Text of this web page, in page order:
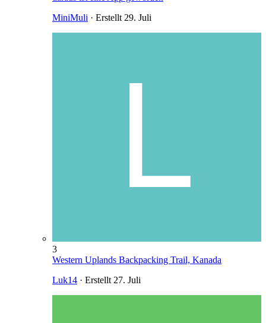
MiniMuli · Erstellt 29. Juli
3
Western Uplands Backpacking Trail, Kanada
Luk14 · Erstellt 27. Juli